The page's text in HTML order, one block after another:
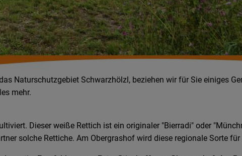
Naturschutzgebiet Schwarzhölzl, beziehen wir für Sie einiges
mehr.
Dieser weiße Rettich ist ein originaler "Bierradi" oder
solche Rettiche. Am Obergrashof wird diese regionale Sorte